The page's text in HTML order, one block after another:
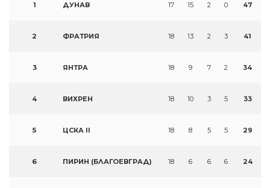
1 ДУНАВ 17 15 2 0 47
2 ФРАТРИЯ 18 13 2 3 41
3 ЯНТРА 18 9 7 2 34
4 ВИХРЕН 18 10 3 5 33
5 ЦСКА II 18 8 5 5 29
6 ПИРИН (БЛАГОЕВГРАД) 18 6 6 6 24